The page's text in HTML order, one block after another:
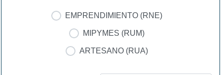
EMPRENDIMIENTO (RNE)
MIPYMES (RUM)
ARTESANO (RUA)